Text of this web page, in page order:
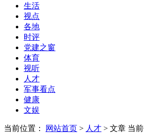
生活
视点
各地
时评
党建之窗
体育
视听
人才
军事看点
健康
文娱
当前位置： 网站首页 > 人才 > 文章 当